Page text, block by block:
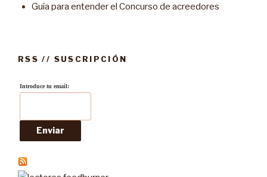
Guía para entender el Concurso de acreedores
RSS // SUSCRIPCIÓN
Introduce tu email: